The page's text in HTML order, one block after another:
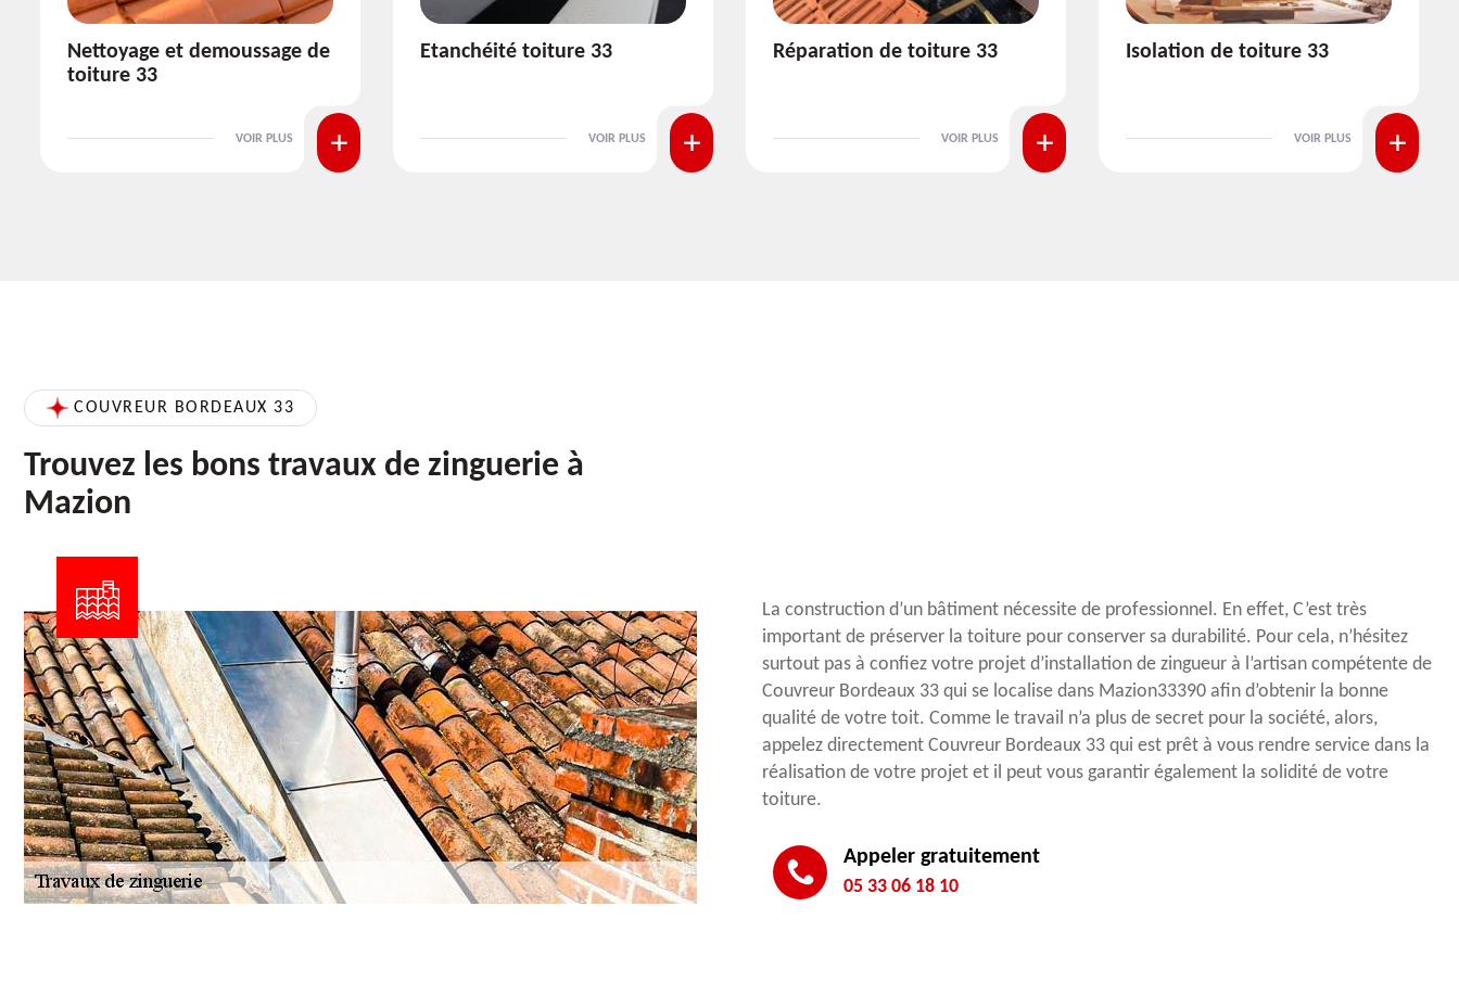
Etanchéité toiture 33
VOIR PLUS
Réparation de toiture 33
VOIR PLUS
Isolation de toiture 33
VOIR PLUS
Pose et nettoyage de
VOIR PLUS
COUVREUR BORDEAUX 33
Trouvez les bons travaux de zinguerie à
Mazion
La construction d’un bâtiment nécessite de professionnel. En effet, C’est très
important de préserver la toiture pour conserver sa durabilité. Pour cela, n’hésitez
surtout pas à confiez votre projet d’installation de zingueur à l’artisan compétente de
Couvreur Bordeaux 33 qui se localise dans Mazion33390 afin d’obtenir la bonne
qualité de votre toit. Comme le travail n’a plus de secret pour la société, alors,
appelez directement Couvreur Bordeaux 33 qui est prêt à vous rendre service dans la
réalisation de votre projet et il peut vous garantir également la solidité de votre
toiture.
Appeler gratuitement
05 33 06 18 10